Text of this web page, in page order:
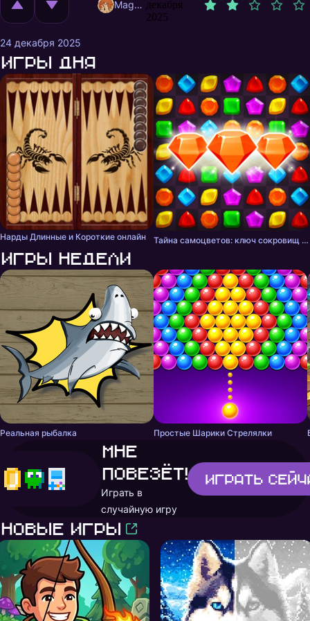
MagnificentMrFox декабря
2025
24 декабря 2025
Игры дня
Нарды Длинные и Короткие онлайн Тайна самоцветов: ключ сокровищ - три в ряд
Игры недели
Реальная рыбалка Простые Шарики Стрелялки
Мне
повезёт!
Играть в
случайную игру
Играть
Новые игры